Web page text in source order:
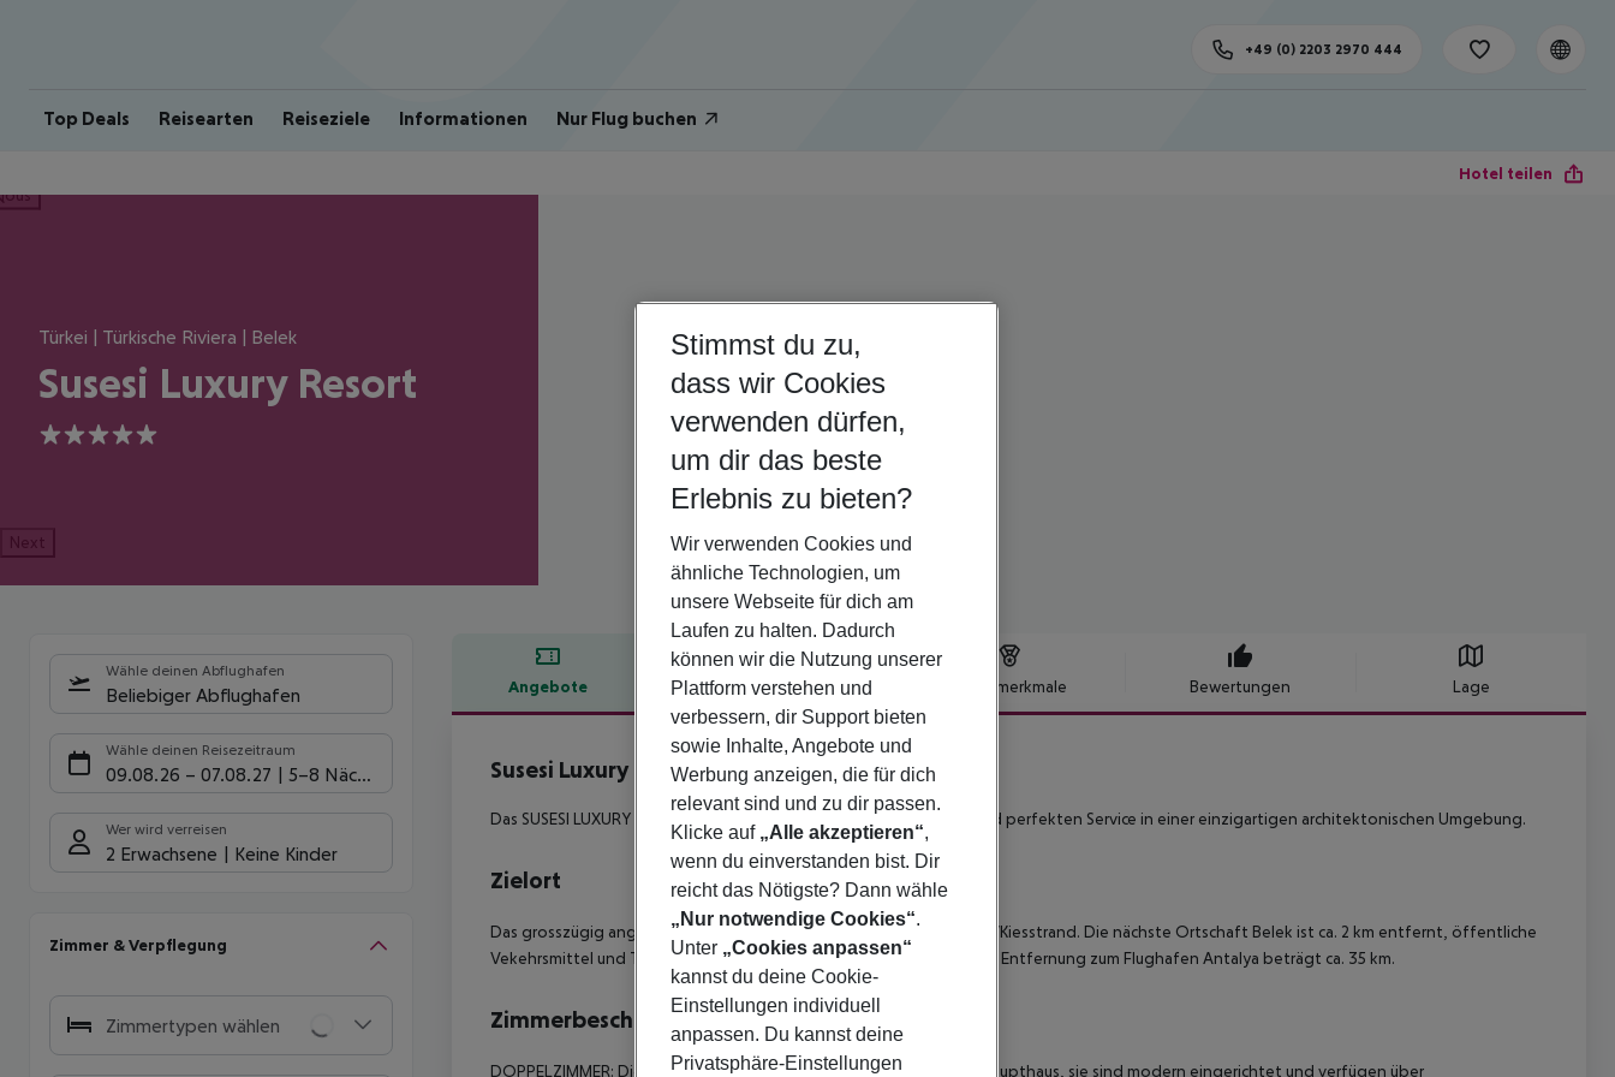
Top Deals Reisearten Reiseziele Informationen Nur Flug buchen
+49 (0) 2203 2970 444
Hotel teilen
Türkei | Türkische Riviera | Belek
Susesi Luxury Resort
5
Next
Wähle deinen Abflughafen
Beliebiger Abflughafen
Wähle deinen Reisezeitraum
09.08.26 – 07.08.27 5-8 Nächte
Wer wird verreisen
2 Erwachsene Keine Kinder
Zimmer & Verpflegung
Zimmertypen wählen
Angebote Hotelbeschreibung Hotelmerkmale Bewertungen Lage
Hotelbeschreibung
Susesi Luxury Resort
Das SUSESI LUXURY RESORT bietet Luxus, grenzenlosen Komfort und perfekten Service in einer einzigartigen architektonischen Umgebung.
Zielort
Das grosszügig angelegte Hotelresort liegt direkt am langen Sand-/Kiesstrand. Die nächste Ortschaft Belek ist ca. 2 km entfernt, öffentliche
Vekehrsmittel und Taxis stehen Ihnen in der Nähe zur Verfügung. Die Entfernung zum Flughafen Antalya beträgt ca. 35 km.
Zimmerbeschreibung
DOPPELZIMMER: Diese Zimmer (im Hotel: Deluxezimmer) liegen im Haupthaus, sie sind modern eingerichtet und verfügen über
Stimmst du zu,
dass wir Cookies
verwenden dürfen,
um dir das beste
Erlebnis zu bieten?
Wir verwenden Cookies und
ähnliche Technologien, um
unsere Webseite für dich am
Laufen zu halten. Dadurch
können wir die Nutzung unserer
Plattform verstehen und
verbessern, dir Support bieten
sowie Inhalte, Angebote und
Werbung anzeigen, die für dich
relevant sind und zu dir passen.
Klicke auf „Alle akzeptieren“,
wenn du einverstanden bist. Dir
reicht das Nötigste? Dann wähle
„Nur notwendige Cookies“.
Unter „Cookies anpassen“
kannst du deine Cookie-
Einstellungen individuell
anpassen. Du kannst deine
Privatsphäre-Einstellungen